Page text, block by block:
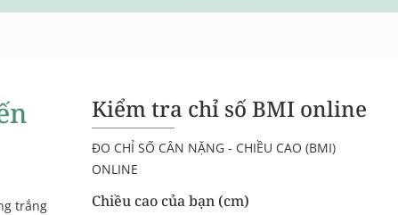
trắng
Kiểm tra chỉ số BMI online
ĐO CHỈ SỐ CÂN NẶNG - CHIỀU CAO (BMI)
ONLINE
Chiều cao của bạn (cm)